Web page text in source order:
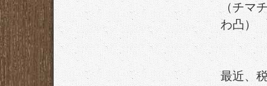
（チマ
わ凸）
最近、